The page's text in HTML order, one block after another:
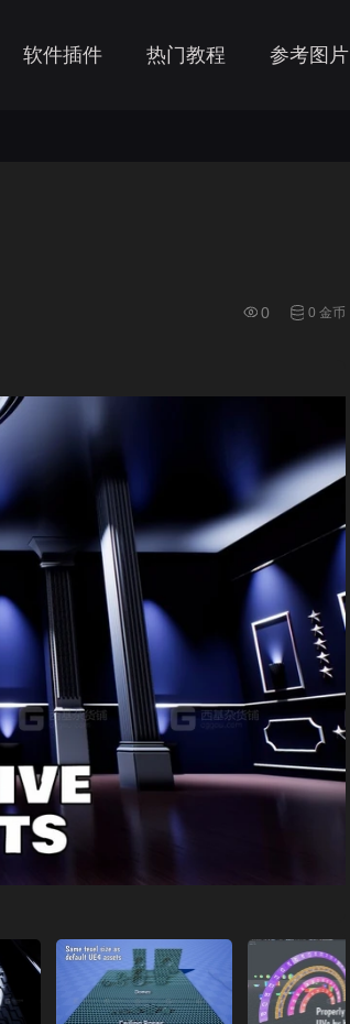
软件插件 热门教程 参考图片
0 0 金币